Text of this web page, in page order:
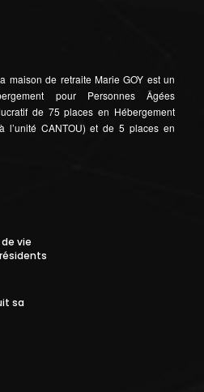
maison de retraite Marie GOY est un
pour Personnes Âgées
de 75 places en Hébergement
l’unité CANTOU) et de 5 places en
vie
sa